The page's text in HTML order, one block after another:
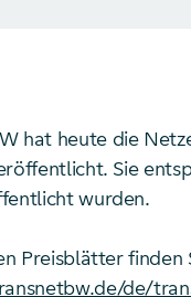
hat heute die
Sie
wurden.
Preisblätter finden
de/